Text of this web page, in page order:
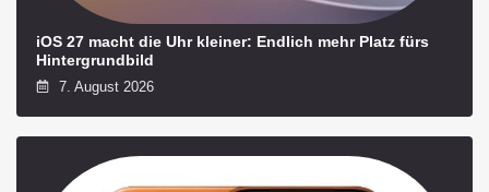
iOS 27 macht die Uhr kleiner: Endlich mehr Platz fürs
Hintergrundbild
7. August 2026